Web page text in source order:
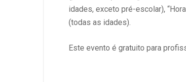
idades, exceto pré-escolar),
(todas as idades).
Este evento é gratuito para